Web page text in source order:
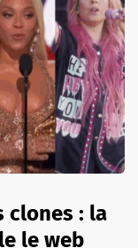
clones : la
le web